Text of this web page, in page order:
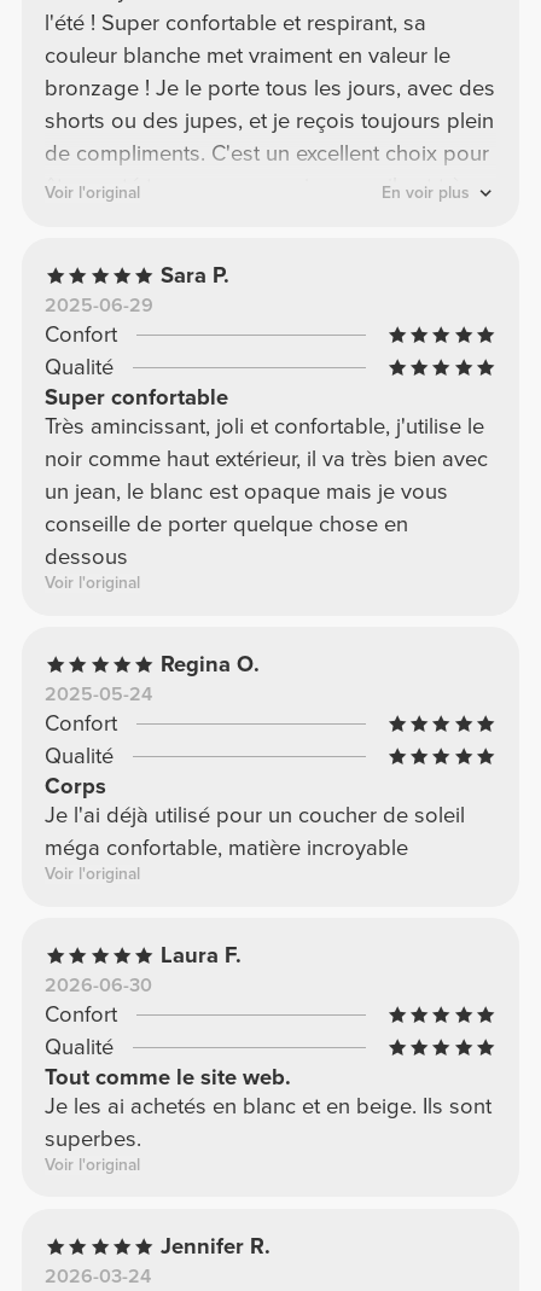
l'été ! Super confortable et respirant, sa
couleur blanche met vraiment en valeur le
bronzage ! Je le porte tous les jours, avec des
shorts ou des jupes, et je reçois toujours plein
de compliments. C'est un excellent choix pour
être porté torse nu ou semi-nu, car il est très
Voir l'original En voir plus
Sara P.
2025-06-29
Confort
Qualité
Super confortable
Très amincissant, joli et confortable, j'utilise le
noir comme haut extérieur, il va très bien avec
un jean, le blanc est opaque mais je vous
conseille de porter quelque chose en
dessous
Voir l'original
Regina O.
2025-05-24
Confort
Qualité
Corps
Je l'ai déjà utilisé pour un coucher de soleil
méga confortable, matière incroyable
Voir l'original
Laura F.
2026-06-30
Confort
Qualité
Tout comme le site web.
Je les ai achetés en blanc et en beige. Ils sont
superbes.
Voir l'original
Jennifer R.
2026-03-24